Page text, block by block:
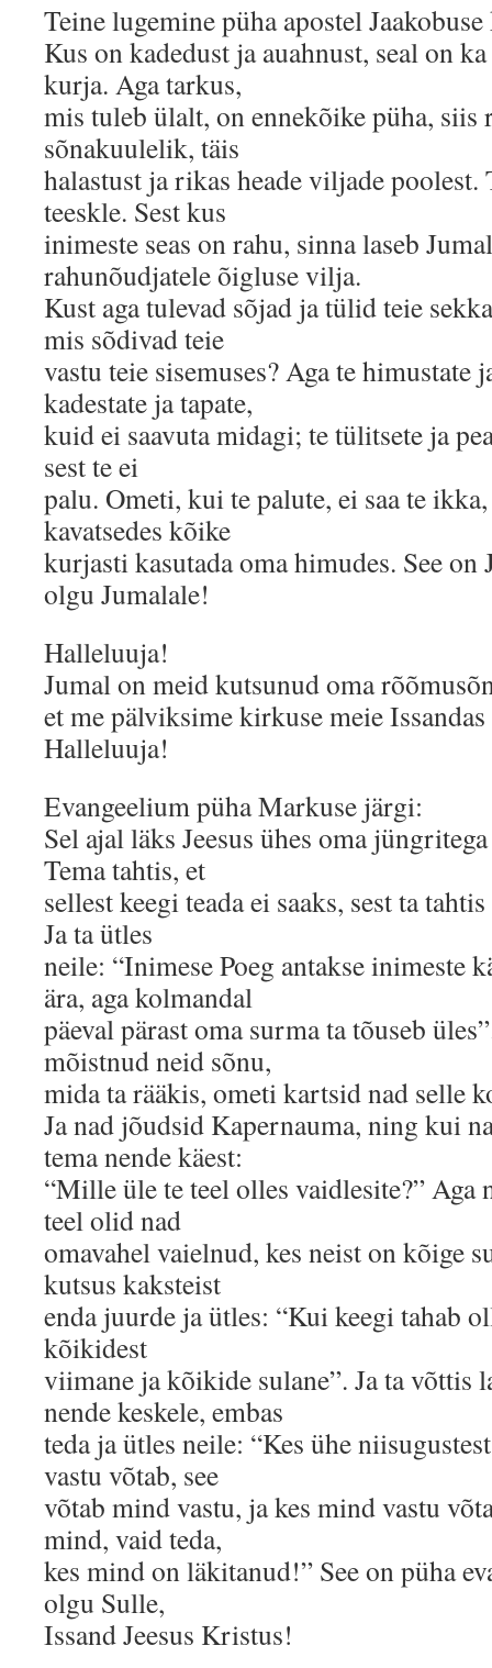
Teine lugemine püha apostel
Kus on kadedust ja auahnust, seal on
kurja. Aga tarkus,
mis tuleb ülalt, on ennekõike püha, siis
sõnakuulelik, täis
halastust ja rikas heade viljade poolest.
teeskle. Sest kus
inimeste seas on rahu, sinna laseb
rahunõudjatele õigluse vilja.
Kust aga tulevad sõjad ja tülid teie
mis sõdivad teie
vastu teie sisemuses? Aga te himustate
kadestate ja tapate,
kuid ei saavuta midagi; te tülitsete ja
sest te ei
palu. Ometi, kui te palute, ei saa te
kavatsedes kõike
kurjasti kasutada oma himudes. See on
olgu Jumalale!
Halleluuja!
Jumal on meid kutsunud oma
et me pälviksime kirkuse meie
Halleluuja!
Evangeelium püha Markuse järgi:
Sel ajal läks Jeesus ühes oma
Tema tahtis, et
sellest keegi teada ei saaks, sest ta
Ja ta ütles
neile: “Inimese Poeg antakse inimeste
ära, aga kolmandal
päeval pärast oma surma ta tõuseb
mõistnud neid sõnu,
mida ta rääkis, ometi kartsid nad selle
Ja nad jõudsid Kapernauma, ning kui
tema nende käest:
“Mille üle te teel olles vaidlesite?” Aga
teel olid nad
omavahel vaielnud, kes neist on kõige
kutsus kaksteist
enda juurde ja ütles: “Kui keegi tahab
kõikidest
viimane ja kõikide sulane”. Ja ta võttis
nende keskele, embas
teda ja ütles neile: “Kes ühe
vastu võtab, see
võtab mind vastu, ja kes mind vastu
mind, vaid teda,
kes mind on läkitanud!” See on püha
olgu Sulle,
Issand Jeesus Kristus!